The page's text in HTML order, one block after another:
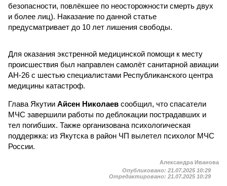
безопасности, повлёкшее по неосторожности смерть двух
и более лиц). Наказание по данной статье
предусматривает до 10 лет лишения свободы.
Для оказания экстренной медицинской помощи к месту
происшествия был направлен самолёт санитарной авиации
АН-26 с шестью специалистами Республиканского центра
медицины катастроф.
Глава Якутии Айсен Николаев сообщил, что спасатели
МЧС завершили работы по деблокации пострадавших и
тел погибших. Также организована психологическая
поддержка: из Якутска в район ЧП вылетел психолог МЧС
России.
Александра Иванова
Опубликовано: 21.07.2025 10:29
Отредактировано: 21.07.2025 10:29